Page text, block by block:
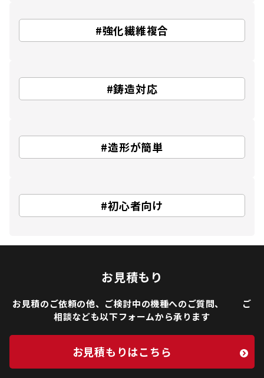
#強化繊維複合
#鋳造対応
#造形が簡単
#初心者向け
お見積もり
お見積のご依頼の他、ご検討中の機種へのご質問、 ご
相談なども以下フォームから承ります
お見積もりはこちら